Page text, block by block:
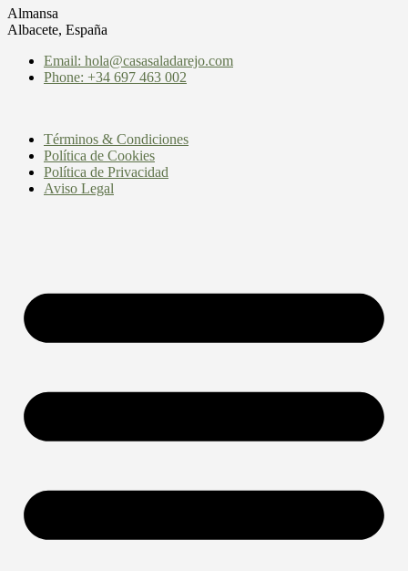
Almansa
Albacete, España
Email: hola@casasaladarejo.com
Phone: +34 697 463 002
Términos & Condiciones
Política de Cookies
Política de Privacidad
Aviso Legal